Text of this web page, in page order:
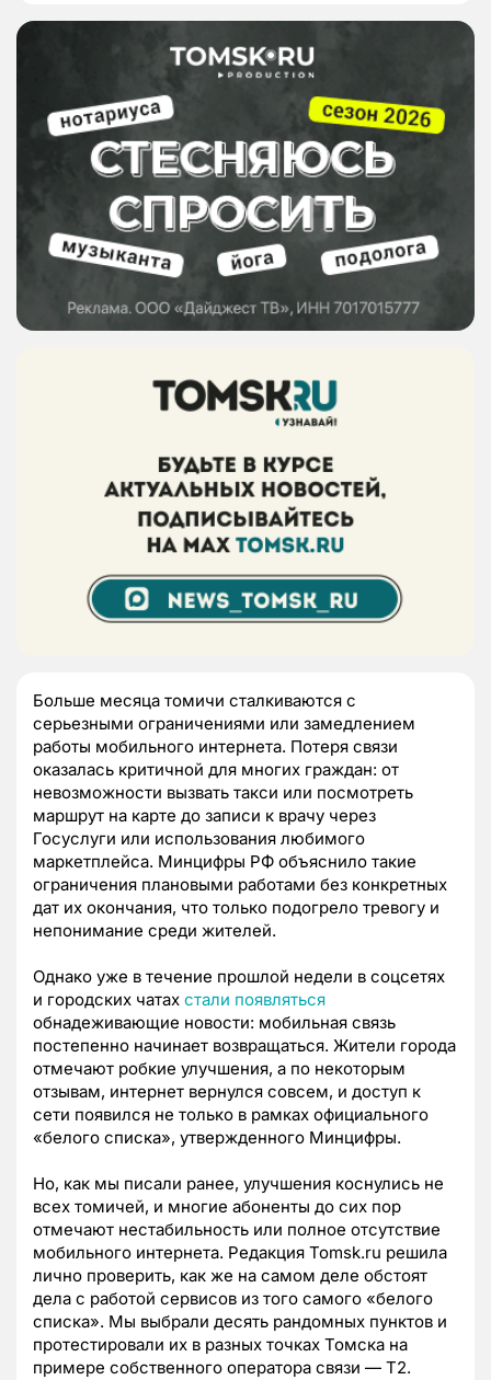
Больше месяца томичи сталкиваются с
серьезными ограничениями или замедлением
работы мобильного интернета. Потеря связи
оказалась критичной для многих граждан: от
невозможности вызвать такси или посмотреть
маршрут на карте до записи к врачу через
Госуслуги или использования любимого
маркетплейса. Минцифры РФ объяснило такие
ограничения плановыми работами без конкретных
дат их окончания, что только подогрело тревогу и
непонимание среди жителей.
Однако уже в течение прошлой недели в соцсетях
и городских чатах стали появляться
обнадеживающие новости: мобильная связь
постепенно начинает возвращаться. Жители города
отмечают робкие улучшения, а по некоторым
отзывам, интернет вернулся совсем, и доступ к
сети появился не только в рамках официального
«белого списка», утвержденного Минцифры.
Но, как мы писали ранее, улучшения коснулись не
всех томичей, и многие абоненты до сих пор
отмечают нестабильность или полное отсутствие
мобильного интернета. Редакция Tomsk.ru решила
лично проверить, как же на самом деле обстоят
дела с работой сервисов из того самого «белого
списка». Мы выбрали десять рандомных пунктов и
протестировали их в разных точках Томска на
примере собственного оператора связи — Т2.